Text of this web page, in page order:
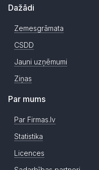
Dažādi
Zemesgrāmata
CSDD
Jauni uzņēmumi
Ziņas
Par mums
Par Firmas.lv
Statistika
Licences